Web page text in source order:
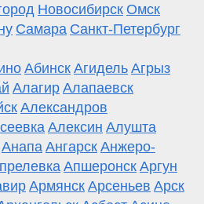
Новосибирск Омск
Самара Санкт-Петербург
Абинск Агидель Агрыз
Алагир Алапаевск
Александров
Алексин Алушта
Анапа Ангарск Анжеро-
Апшеронск Аргун
Армянск Арсеньев Арск